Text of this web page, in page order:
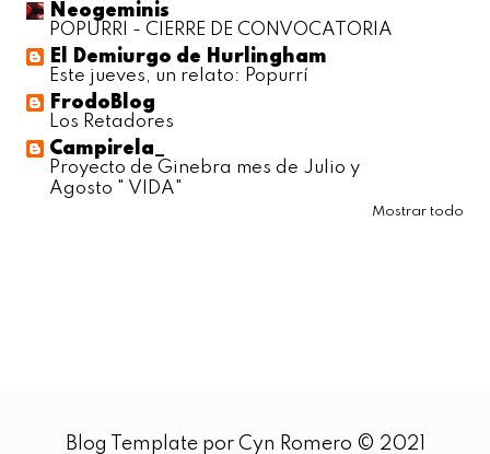
Neogeminis
POPURRI - CIERRE DE CONVOCATORIA
El Demiurgo de Hurlingham
Este jueves, un relato: Popurrí
FrodoBlog
Los Retadores
Campirela_
Proyecto de Ginebra mes de Julio y
Agosto " VIDA"
Mostrar todo
Blog Template por Cyn Romero © 2021